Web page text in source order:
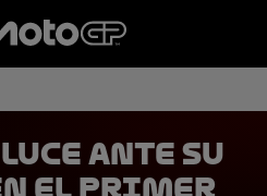
ante su
el primer